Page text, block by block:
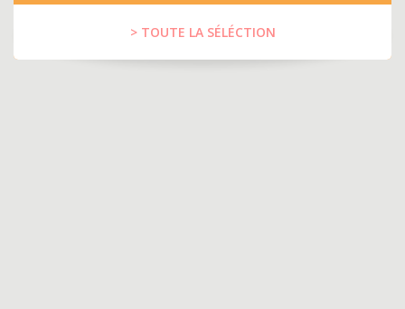
> TOUTE LA SÉLÉCTION